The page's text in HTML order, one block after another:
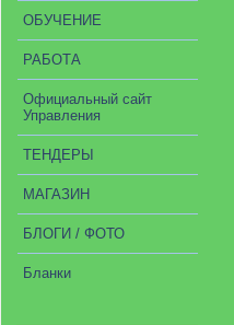
ОБУЧЕНИЕ
РАБОТА
Официальный сайт
Управления
ТЕНДЕРЫ
МАГАЗИН
БЛОГИ / ФОТО
Бланки